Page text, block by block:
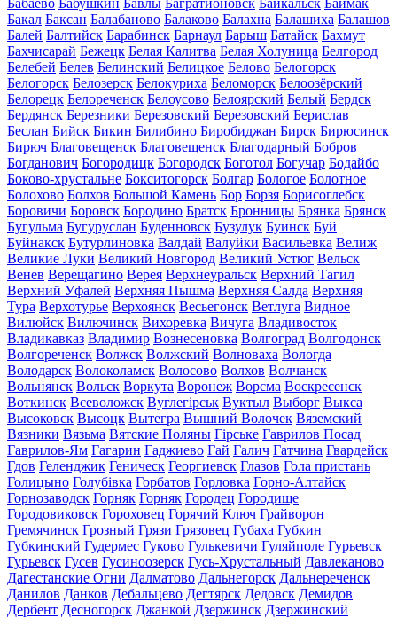
Бабаево Бабушкин Бавлы Багратионовск Байкальск Баймак
Бакал Баксан Балабаново Балаково Балахна Балашиха Балашов
Балей Балтийск Барабинск Барнаул Барыш Батайск Бахмут
Бахчисарай Бежецк Белая Калитва Белая Холуница Белгород
Белебей Белев Белинский Белицкое Белово Белогорск
Белогорск Белозерск Белокуриха Беломорск Белоозёрский
Белорецк Белореченск Белоусово Белоярский Белый Бердск
Бердянск Березники Березовский Березовский Берислав
Беслан Бийск Бикин Билибино Биробиджан Бирск Бирюсинск
Бирюч Благовещенск Благовещенск Благодарный Бобров
Богданович Богородицк Богородск Боготол Богучар Бодайбо
Боково-хрустальне Бокситогорск Болгар Бологое Болотное
Болохово Болхов Большой Камень Бор Борзя Борисоглебск
Боровичи Боровск Бородино Братск Бронницы Брянка Брянск
Бугульма Бугуруслан Буденновск Бузулук Буинск Буй
Буйнакск Бутурлиновка Валдай Валуйки Васильевка Велиж
Великие Луки Великий Новгород Великий Устюг Вельск
Венев Верещагино Верея Верхнеуральск Верхний Тагил
Верхний Уфалей Верхняя Пышма Верхняя Салда Верхняя
Тура Верхотурье Верхоянск Весьегонск Ветлуга Видное
Вилюйск Вилючинск Вихоревка Вичуга Владивосток
Владикавказ Владимир Вознесеновка Волгоград Волгодонск
Волгореченск Волжск Волжский Волноваха Вологда
Володарск Волоколамск Волосово Волхов Волчанск
Вольнянск Вольск Воркута Воронеж Ворсма Воскресенск
Воткинск Всеволожск Вуглегірськ Вуктыл Выборг Выкса
Высоковск Высоцк Вытегра Вышний Волочек Вяземский
Вязники Вязьма Вятские Поляны Гірське Гаврилов Посад
Гаврилов-Ям Гагарин Гаджиево Гай Галич Гатчина Гвардейск
Гдов Геленджик Геническ Георгиевск Глазов Гола пристань
Голицыно Голубівка Горбатов Горловка Горно-Алтайск
Горнозаводск Горняк Горняк Городец Городище
Городовиковск Гороховец Горячий Ключ Грайворон
Гремячинск Грозный Грязи Грязовец Губаха Губкин
Губкинский Гудермес Гуково Гулькевичи Гуляйполе Гурьевск
Гурьевск Гусев Гусиноозерск Гусь-Хрустальный Давлеканово
Дагестанские Огни Далматово Дальнегорск Дальнереченск
Данилов Данков Дебальцево Дегтярск Дедовск Демидов
Дербент Десногорск Джанкой Дзержинск Дзержинский